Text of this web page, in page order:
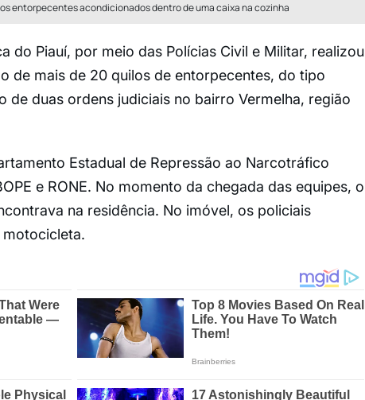
entorpecentes acondicionados dentro de uma caixa na cozinha
do Piauí, por meio das Polícias Civil e Militar, realizou
de mais de 20 quilos de entorpecentes, do tipo
de duas ordens judiciais no bairro Vermelha, região
Estadual de Repressão ao Narcotráfico
e RONE. No momento da chegada das equipes, o
na residência. No imóvel, os policiais